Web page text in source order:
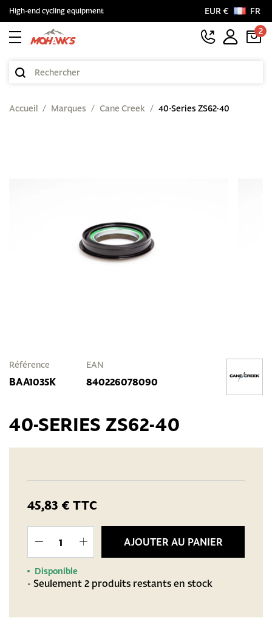
High-end cycling equipment EUR €
FR
2
Accueil Marques Cane Creek 40-Series ZS62-40
Référence
BAA1035K
EAN
840226078090
40-SERIES ZS62-40
45,83 € TTC
AJOUTER AU PANIER
Disponible
- Seulement 2 produits restants en stock